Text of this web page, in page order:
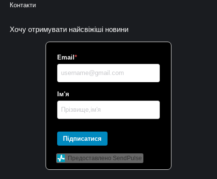
Контакти
Хочу отримувати найсвіжіші новини
Email *
Ім'я
Підписатися
Предоставлено SendPulse